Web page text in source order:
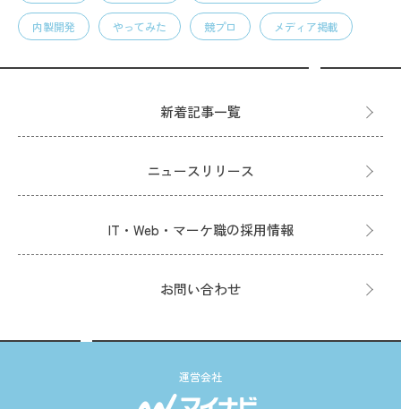
内製開発 やってみた 競プロ メディア掲載
新着記事一覧
ニュースリリース
IT・Web・マーケ職の採用情報
お問い合わせ
運営会社